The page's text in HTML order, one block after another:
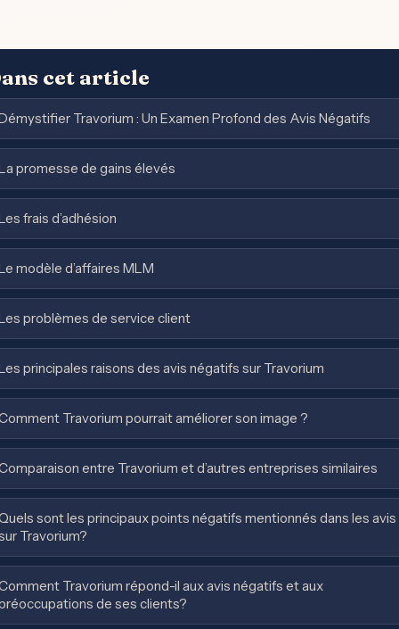
cet article
Travorium : Un Examen Profond des Avis Négatifs
promesse de gains élevés
frais d’adhésion
modèle d’affaires MLM
problèmes de service client
principales raisons des avis négatifs sur Travorium
Travorium pourrait améliorer son image ?
entre Travorium et d’autres entreprises similaires
sont les principaux points négatifs mentionnés dans les avis
Travorium?
Travorium répond-il aux avis négatifs et aux
de ses clients?